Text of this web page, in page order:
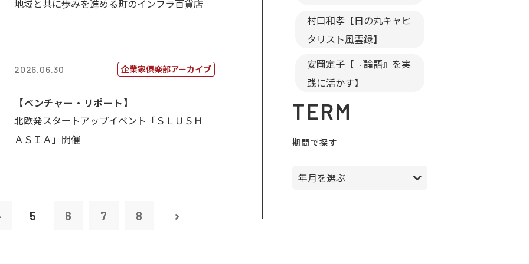
地域と共に歩みを進める町のインフラ百貨店
2026.06.30 企業家倶楽部アーカイブ
【ベンチャー・リポート】
北欧発スタートアップイベント「ＳＬＵＳＨ
ＡＳＩＡ」開催
5 6 7 8
村口和孝【日の丸キャピ
タリスト風雲録】
安岡定子【『論語』を実
践に活かす】
TERM
期間で探す
年月を選ぶ